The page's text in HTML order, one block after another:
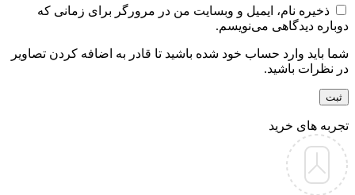
ذخیره نام، ایمیل و وبسایت من در مرورگر برای زمانی که
دوباره دیدگاهی می‌نویسم.
شما باید وارد حساب خود شده باشید تا قادر به اضافه کردن تصاویر
در نظرات باشید.
تجربه های خرید